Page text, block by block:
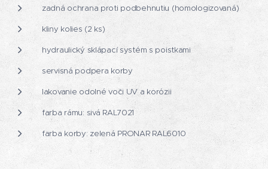
zadná ochrana proti podbehnutiu (homologizovaná)
kliny kolies (2 ks)
hydraulický sklápací systém s poistkami
servisná podpera korby
lakovanie odolné voči UV a korózii
farba rámu: sivá RAL7021
farba korby: zelená PRONAR RAL6010